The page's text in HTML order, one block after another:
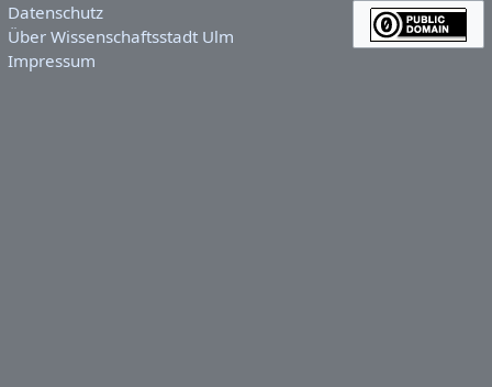
Datenschutz
Über Wissenschaftsstadt Ulm
Impressum